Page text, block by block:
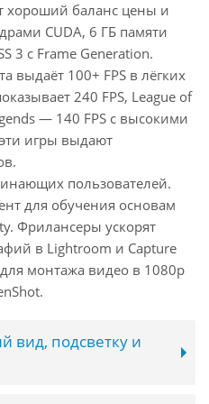
хороший баланс цены и
CUDA, 6 ГБ памяти
3 с Frame Generation.
выдаёт 100+ FPS в лёгких
240 FPS, League of
— 140 FPS с высокими
игры выдают
пользователей.
для обучения основам
Фрилансеры ускорят
в Lightroom и Capture
монтажа видео в 1080p
вид, подсветку и